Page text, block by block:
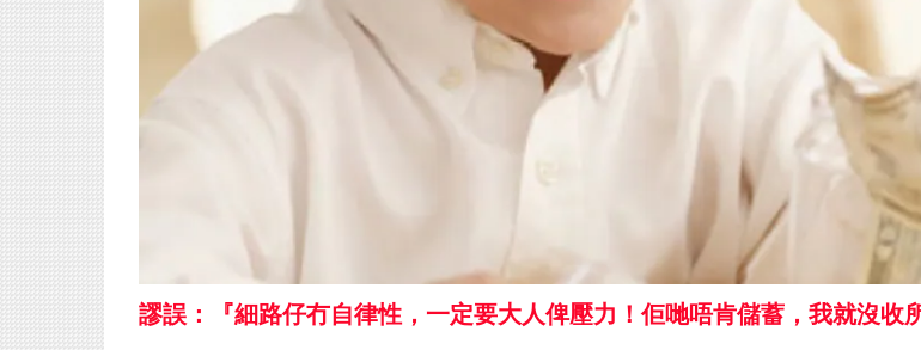
謬誤：『細路仔冇自律性，一定要大人俾壓力！佢哋唔肯儲蓄，我就沒收